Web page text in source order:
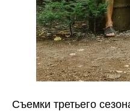
Съемки третьего